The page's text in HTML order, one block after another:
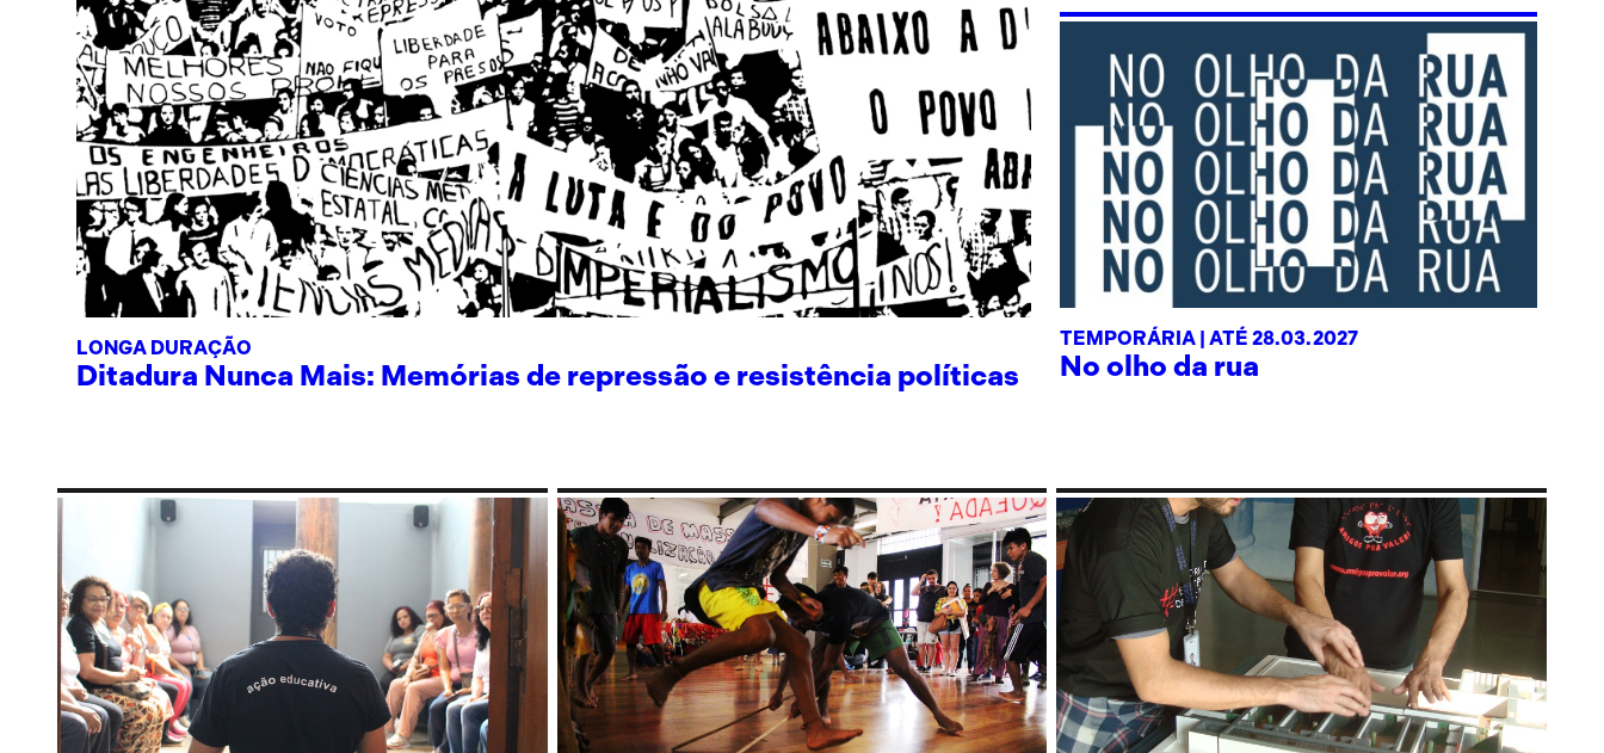
LONGA DURAÇÃO
Ditadura Nunca Mais: Memórias de repressão e resistência políticas
TEMPORÁRIA | ATÉ 28.03.2027
No olho da rua